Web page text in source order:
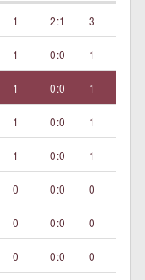
1 2:1 3
1 0:0 1
1 0:0 1
1 0:0 1
1 0:0 1
0 0:0 0
0 0:0 0
0 0:0 0